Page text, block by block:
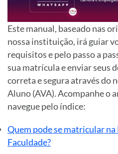
Este manual, baseado nas
nossa instituição, irá guiar
requisitos e pelo passo a
sua matrícula e enviar seus
correta e segura através do
Aluno (AVA). Acompanhe o
navegue pelo índice:
Quem pode se matricular na
Faculdade?